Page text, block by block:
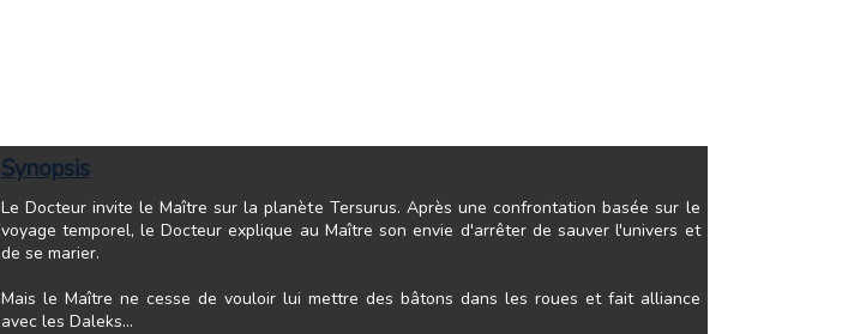
Synopsis
Le Docteur invite le Maître sur la planète Tersurus. Après une confrontation basée sur le
voyage temporel, le Docteur explique au Maître son envie d'arrêter de sauver l'univers et
de se marier.
Mais le Maître ne cesse de vouloir lui mettre des bâtons dans les roues et fait alliance
avec les Daleks...